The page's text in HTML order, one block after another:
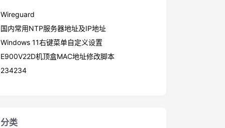
Wireguard
国内常用NTP服务器地址及IP地址
Windows 11右键菜单自定义设置
E900V22D机顶盒MAC地址修改脚本
234234
分类